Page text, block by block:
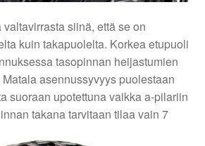
siinä, että se on
kuin takapuolelta. Korkea etupuoli
tasopinnan heijastumien
asennussyvyys puolestaan
suoraan upotettuna vaikka a-pilariin
takana tarvitaan tilaa vain 7